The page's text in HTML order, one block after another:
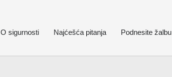
O sigurnosti Najćešća pitanja Podnesite žalbu